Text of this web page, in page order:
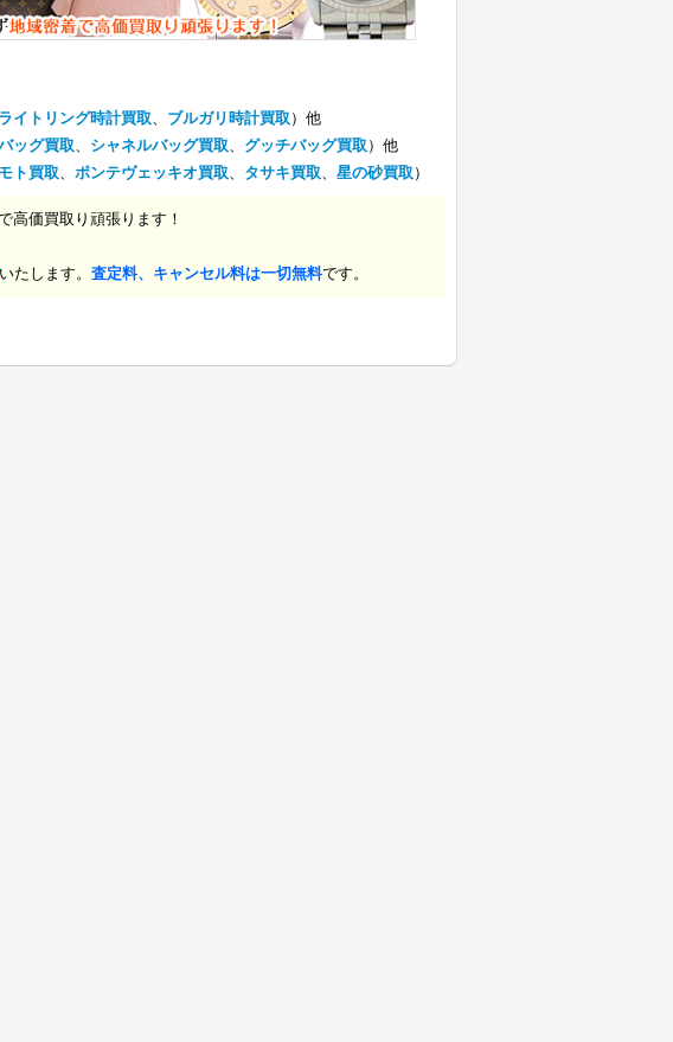
イトリング時計買取、 ブルガリ時計買取 ）他
ッグ買取、 シャネルバッグ買取、 グッチバッグ買取 ）他
ト買取、 ポンテヴェッキオ買取、 タサキ買取、 星の砂買取 ）
高価買取り頑張ります！
いたします。 査定料、キャンセル料は一切無料です。